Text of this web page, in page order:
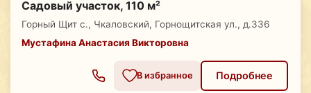
Садовый участок, 110 м²
Горный Щит с., Чкаловский, Горнощитская ул., д.336
Мустафина Анастасия Викторовна
В избранное Подробнее